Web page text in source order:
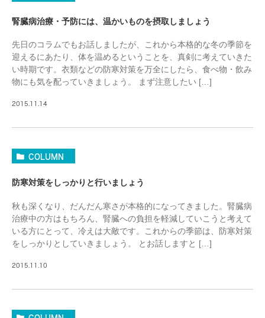
腎臓病治療・予防には、温かいものを摂取しましょう
先日のコラムでもお話しましたが、これから本格的な冬の季節を
迎えるにあたり、体を温めるということを、真剣に考えていきた
い時期です。衣類などの防寒対策を万全にしたら、食べ物・飲み
物にも気を配っていきましょう。 まず注意したい […]
2015.11.14
COLUMN
防寒対策をしっかりと行いましょう
秋も深くなり、だんだん寒さが本格的になってきました。腎臓病
治療中の方はもちろん、腎臓への負担を軽減していこうと考えて
いる方にとって、冷えは大敵です。これからの季節は、防寒対策
をしっかりとしていきましょう。 とお話しますと […]
2015.11.10